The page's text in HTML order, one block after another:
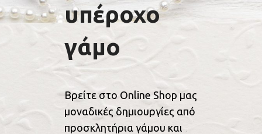
υπέροχο
γάμο
Βρείτε στο Online Shop μας
μοναδικές δημιουργίες από
προσκλητήρια γάμου και